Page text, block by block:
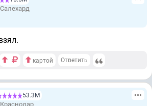
Салехард
картой Ответить
53.3М
Краснодар